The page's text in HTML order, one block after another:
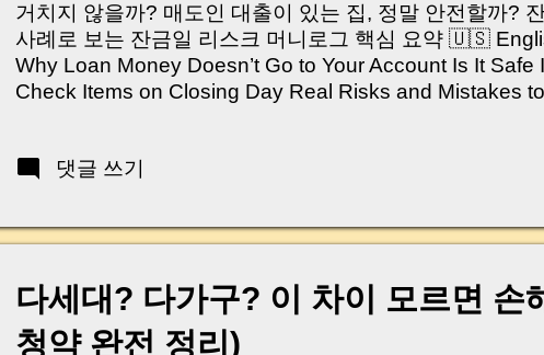
거치지 않을까? 매도인 대출이 있는 집, 정말 안전할까?
사례로 보는 잔금일 리스크 머니로그 핵심 요약 🇺🇸
Why Loan Money Doesn’t Go to Your Account Is It
Check Items on Closing Day Real Risks and Mistakes
억 원이 한 번에 움직이는 가장 긴장되는 순간 입니다. 실
황이 있었습니다. 또 어떤 분은 이렇게 말씀하십니다. “내
“매도인이 대출 안 갚고 도망가면 어떡하죠?” 이 모든 불
꼭 준비해야 하는지 중개 실무 기준으로 아주 쉽게 풀어드
하시면, 잔금일이 더 이상 두려운 날이 아니라 “내 집을 완
댓글 쓰기
다세대? 다가구? 이 차이 모르면 손
청약 완전 정리)